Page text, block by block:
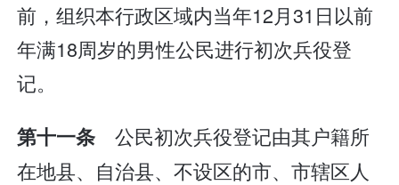
前，组织本行政区域内当年12月31日以前
年满18周岁的男性公民进行初次兵役登
记。
第十一条公民初次兵役登记由其户籍所
在地县、自治县、不设区的市、市辖区人